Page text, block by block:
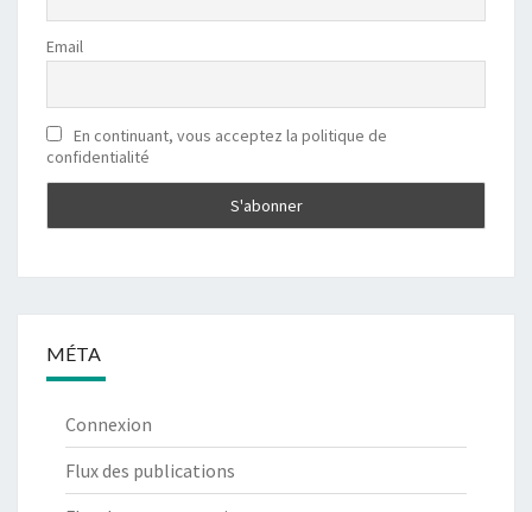
Email
En continuant, vous acceptez la politique de
confidentialité
MÉTA
Connexion
Flux des publications